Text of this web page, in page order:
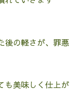
後の軽さが、罪悪
も美味しく仕上が